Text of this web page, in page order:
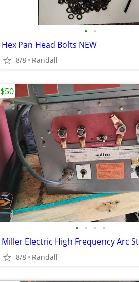
• •
Hex Pan Head Bolts NEW
8/8 Randall
• • • •
Miller Electric High Frequency Arc
8/8 Randall
$50